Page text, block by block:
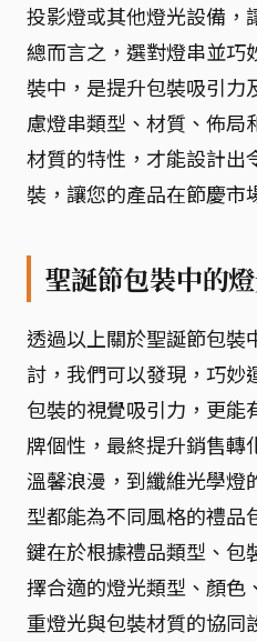
投影燈或其他燈光設備，
總而言之，選對燈串並巧
裝中，是提升包裝吸引力
慮燈串類型、材質、佈局
材質的特性，才能設計出
裝，讓您的產品在節慶市
聖誕節包裝中的
透過以上關於聖誕節包裝
討，我們可以發現，巧妙
包裝的視覺吸引力，更能
牌個性，最終提升銷售轉
溫馨浪漫，到纖維光學燈
型都能為不同風格的禮品
鍵在於根據禮品類型、包
擇合適的燈光類型、顏色
重燈光與包裝材質的協同